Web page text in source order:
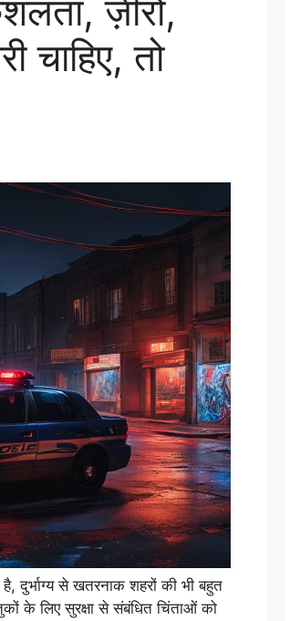
ज़ीरो,
चाहिए, तो
दुर्भाग्य से खतरनाक शहरों की भी बहुत
के लिए सुरक्षा से संबंधित चिंताओं को